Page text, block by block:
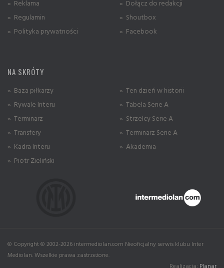
» Reklama
» Regulamin
» Polityka prywatności
» Dołącz do redakcji
» Shoutbox
» Facebook
NA SKRÓTY
» Baza piłkarzy
» Rywale Interu
» Terminarz
» Transfery
» Kadra Interu
» Piotr Zieliński
» Ten dzień w historii
» Tabela Serie A
» Strzelcy Serie A
» Terminarz Serie A
» Akademia
© Copyright © 2002-2026 intermediolan.com Nieoficjalny serwis klubu Inter
Mediolan. Wszelkie prawa zastrzeżone.
Realizacja: Planar